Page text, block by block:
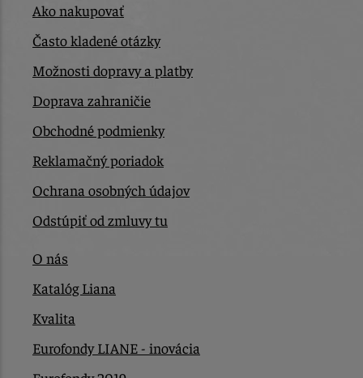
Ako nakupovať
Často kladené otázky
Možnosti dopravy a platby
Doprava zahraničie
Obchodné podmienky
Reklamačný poriadok
Ochrana osobných údajov
Odstúpiť od zmluvy tu
O nás
Katalóg Liana
Kvalita
Eurofondy LIANE - inovácia